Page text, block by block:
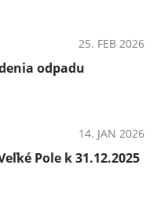
25. FEB 2026
odpadu
14. JAN 2026
Pole k 31.12.2025